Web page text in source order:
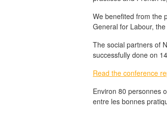
We benefited from the
General for Labour,
The social partners of
successfully done on
Read the conference
Environ 80 personnes
entre les bonnes